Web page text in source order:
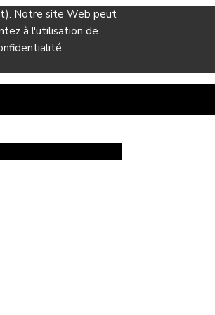
Notre site Web peut
à l'utilisation de